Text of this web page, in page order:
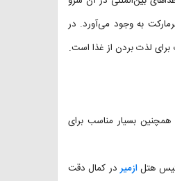
به وجود می‌آورد. در
برای لذت بردن از غذا است.
همچنین بسیار مناسب برای
هتلازمیردر کمال دقت